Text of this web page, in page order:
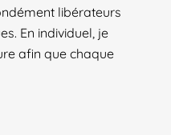
libérateurs
En individuel, je
afin que chaque